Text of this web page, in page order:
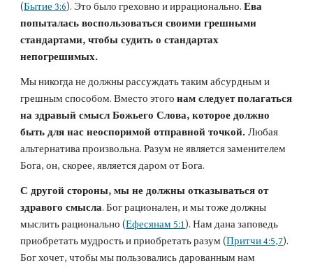
(Бытие 3:6). Это было греховно и иррационально. Ева
попыталась воспользоваться своими грешными
стандартами, чтобы судить о стандартах
непогрешимых.
Мы никогда не должны рассуждать таким абсурдным и
грешным способом. Вместо этого нам следует полагаться
на здравый смысл Божьего Слова, которое должно
быть для нас неоспоримой отправной точкой. Любая
альтернатива произвольна. Разум не является заменителем
Бога, он, скорее, является даром от Бога.
С другой стороны, мы не должны отказываться от
здравого смысла. Бог рационален, и мы тоже должны
мыслить рационально (Ефесянам 5:1). Нам дана заповедь
приобретать мудрость и приобретать разум (Притчи 4:5,7).
Бог хочет, чтобы мы пользовались дарованным нам